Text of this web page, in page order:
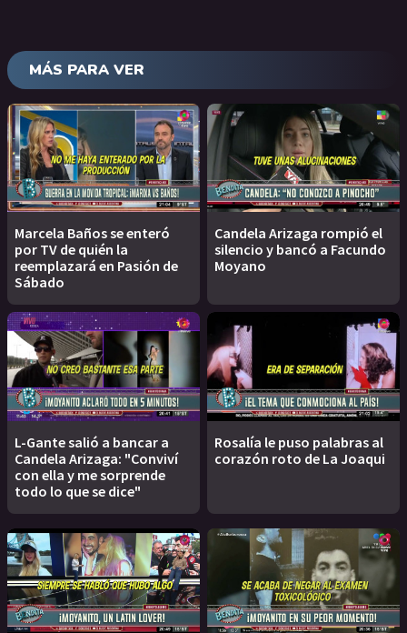
MÁS PARA VER
Marcela Baños se enteró
por TV de quién la
reemplazará en Pasión de
Sábado
Candela Arizaga rompió el
silencio y bancó a Facundo
Moyano
L-Gante salió a bancar a
Candela Arizaga: "Conviví
con ella y me sorprende
todo lo que se dice"
Rosalía le puso palabras al
corazón roto de La Joaqui